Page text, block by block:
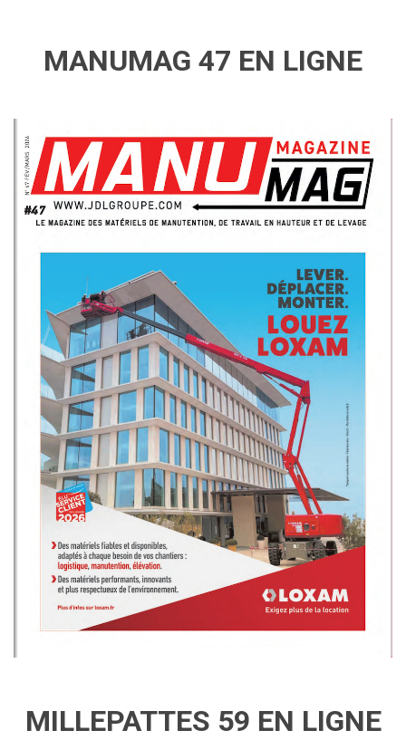
MANUMAG 47 EN LIGNE
MILLEPATTES 59 EN LIGNE